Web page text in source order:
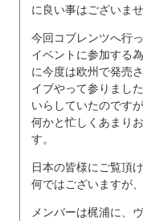
に良い事はございませ
今回コブレンツへ行
イベントに参加する
に今度は欧州で発売
イブやって参りまし
いらしていたのです
何かと忙しくあまり
す。
日本の皆様にご覧頂
何ではございますが
メンバーは梶浦に、